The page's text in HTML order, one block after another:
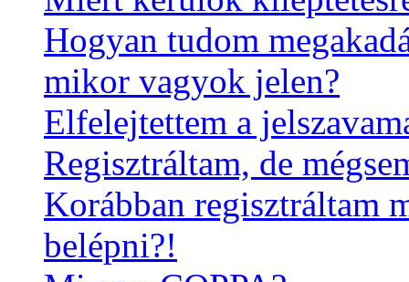
Hogyan tudom
mikor vagyok jelen?
Elfelejtettem a
Regisztráltam, de
Korábban regisztráltam
belépni?!